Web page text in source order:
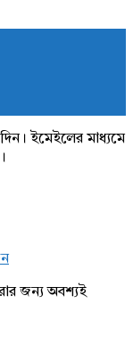
ইমেইলের মাধ্যমে
জন্য অবশ্যই